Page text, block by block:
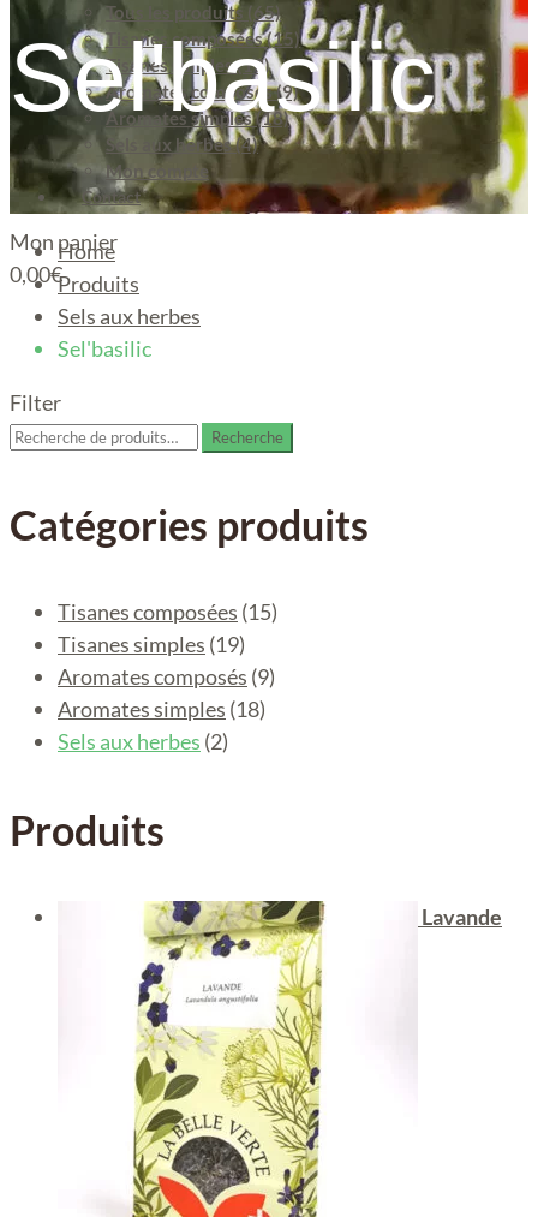
Tous les produits (65)
Tisanes composées (15)
Tisanes simples (19)
Aromates composés (9)
Aromates simples (18)
Sels aux herbes (4)
Mon compte
Contact
Mon panier
0,00€
Sel'basilic
Home
Produits
Sels aux herbes
Sel'basilic
Filter
Recherche
Recherche
Catégories produits
Tisanes composées (15)
Tisanes simples (19)
Aromates composés (9)
Aromates simples (18)
Sels aux herbes (2)
Produits
Lavande